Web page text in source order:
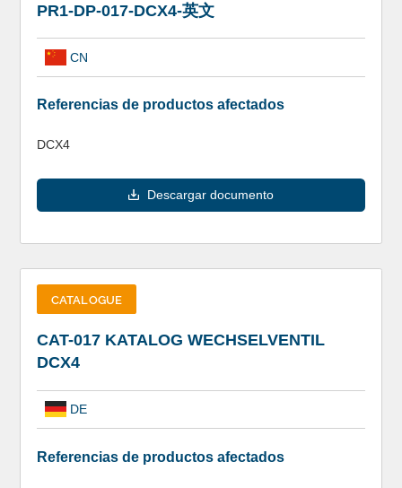
PR1-DP-017-DCX4-英文
CN
Referencias de productos afectados
DCX4
Descargar documento
CATALOGUE
CAT-017 KATALOG WECHSELVENTIL
DCX4
DE
Referencias de productos afectados